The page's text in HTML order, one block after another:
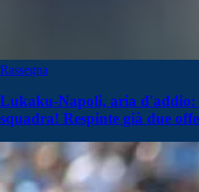
Rassegna
Lukaku-Napoli, aria d'addio:
squadra! Respinte già due